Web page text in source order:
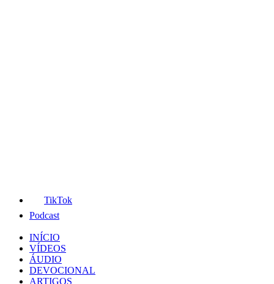
TikTok
Podcast
INÍCIO
VÍDEOS
ÁUDIO
DEVOCIONAL
ARTIGOS